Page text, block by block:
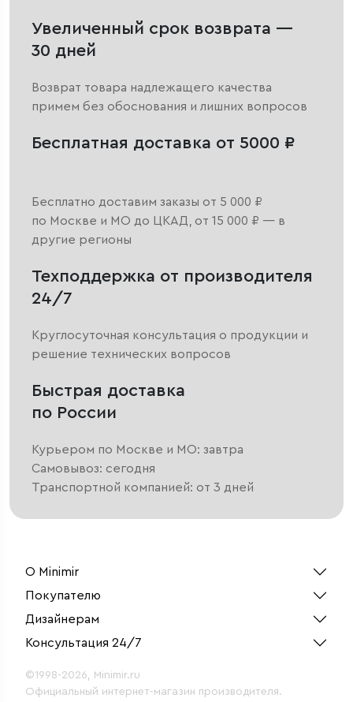
Увеличенный срок возврата —
30 дней
Возврат товара надлежащего качества
примем без обоснования и лишних вопросов
Бесплатная доставка от 5000 ₽
Бесплатно доставим заказы от 5 000 ₽
по Москве и МО до ЦКАД, от 15 000 ₽ — в
другие регионы
Техподдержка от производителя
24/7
Круглосуточная консультация о продукции и
решение технических вопросов
Быстрая доставка
по России
Курьером по Москве и МО: завтра
Самовывоз: сегодня
Транспортной компанией: от 3 дней
О Minimir
Покупателю
Дизайнерам
Консультация 24/7
©1998-2026, Minimir.ru
Официальный интернет-магазин производителя.